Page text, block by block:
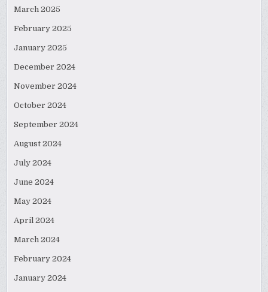
March 2025
February 2025
January 2025
December 2024
November 2024
October 2024
September 2024
August 2024
July 2024
June 2024
May 2024
April 2024
March 2024
February 2024
January 2024